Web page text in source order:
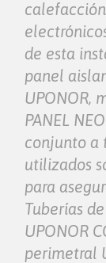
de esta
panel
UPONOR,
PANEL
conjunto a
utilizados
para
Tuberías
UPONOR
perimetral